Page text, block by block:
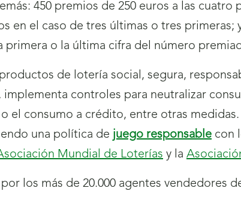
450 premios de 250 euros a las cuatro
en el caso de tres últimas o tres primeras;
primera o la última cifra del número
de lotería social, segura,
implementa controles para neutralizar
el consumo a crédito, entre otras
una política de juego responsable con
Mundial de Loterías y la
los más de 20.000 agentes vendedores